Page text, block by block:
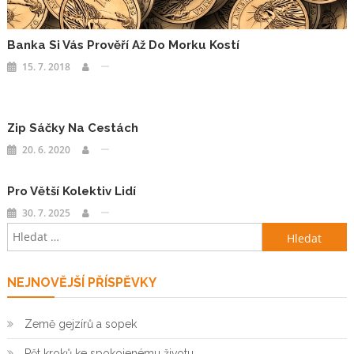
Banka Si Vás Prověří Až Do Morku Kostí
15. 7. 2018
Zip Sáčky Na Cestách
20. 6. 2020
Pro Větší Kolektiv Lidí
30. 7. 2025
Vyhledávání
NEJNOVĚJŠÍ PŘÍSPĚVKY
Země gejzírů a sopek